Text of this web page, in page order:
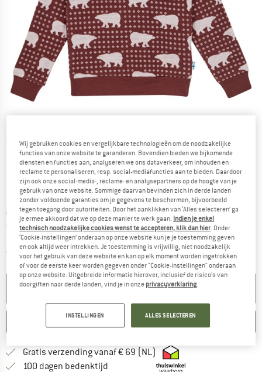
Gedetailleerde foto's
Prijs:
€ 79,95 incl. BTW
Gratis verzending(NL)Nederland. Informatie over de
Artikel momenteel helaas uitverkocht.De link wordt geopend in een
KENNISGEVING AANMAKEN
Gratis verzending vanaf € 69 (NL) Vind hier de
100 dagen bedenktijd Vind de betalingsinformatie hier!
Wij gebruiken cookies en vergelijkbare technologieën om de noodzakelijke
functies van onze website te garanderen. Bovendien bieden we bijkomende
diensten en functies aan, analyseren we ons dataverkeer, om inhouden en
reclame te personaliseren, resp. social-mediafuncties aan te bieden. Daardoor
zijn ook onze social-media-, reclame- en analysepartners op de hoogte van je
gebruik van onze website. Sommige daarvan bevinden zich in derde landen
zonder voldoende garanties om je gegevens te beschermen, bijvoorbeeld
tegen toegang door autoriteiten. Door het aanklikken van ‘Alles selecteren’ ga
je ermee akkoord dat we op deze manier te werk gaan. Indien je enkel
technisch noodzakelijke cookies wenst te accepteren, klik dan hier. Onder
‘Cookie-instellingen’ onderaan op onze website kun je je toestemming geven
en ook altijd weer intrekken. Je toestemming is vrijwillig, niet noodzakelijk
voor het gebruik van deze website en kan op elk moment worden ingetrokken
of voor de eerste keer worden gegeven onder "Cookie-instellingen" onderaan
op onze website. Uitgebreide informatie hierover, inclusief de risico's van
doorgiften naar derde landen, vind je in onze privacyverklaring.
INSTELLINGEN ALLES SELECTEREN